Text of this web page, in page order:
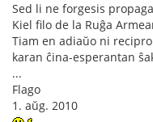
Sed li ne forgesis
Kiel filo de la Ruĝa
Tiam en adiaŭo ni
karan ĉina-esperantan
...
Flago
1. aŭg. 2010